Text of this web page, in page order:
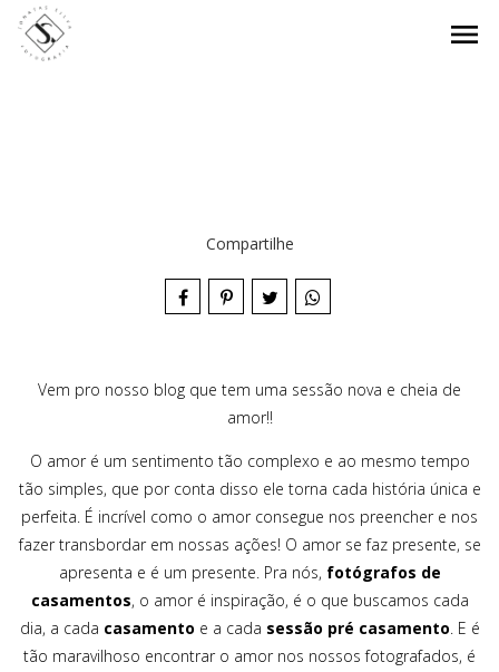
menu
Compartilhe
Vem pro nosso blog que tem uma sessão nova e cheia de
amor!!
O amor é um sentimento tão complexo e ao mesmo tempo
tão simples, que por conta disso ele torna cada história única e
perfeita. É incrível como o amor consegue nos preencher e nos
fazer transbordar em nossas ações! O amor se faz presente, se
apresenta e é um presente. Pra nós, fotógrafos de
casamentos, o amor é inspiração, é o que buscamos cada
dia, a cada casamento e a cada sessão pré casamento. E é
tão maravilhoso encontrar o amor nos nossos fotografados, é